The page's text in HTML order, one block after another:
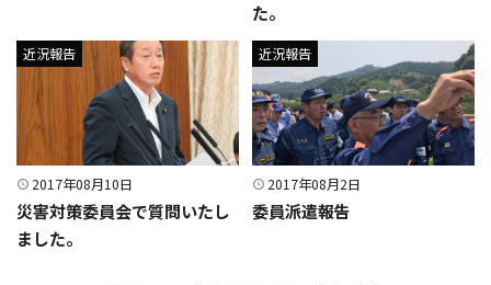
た。
2017年08月10日
災害対策委員会で質問いたし
ました。
近況報告
2017年08月2日
委員派遣報告
近況報告